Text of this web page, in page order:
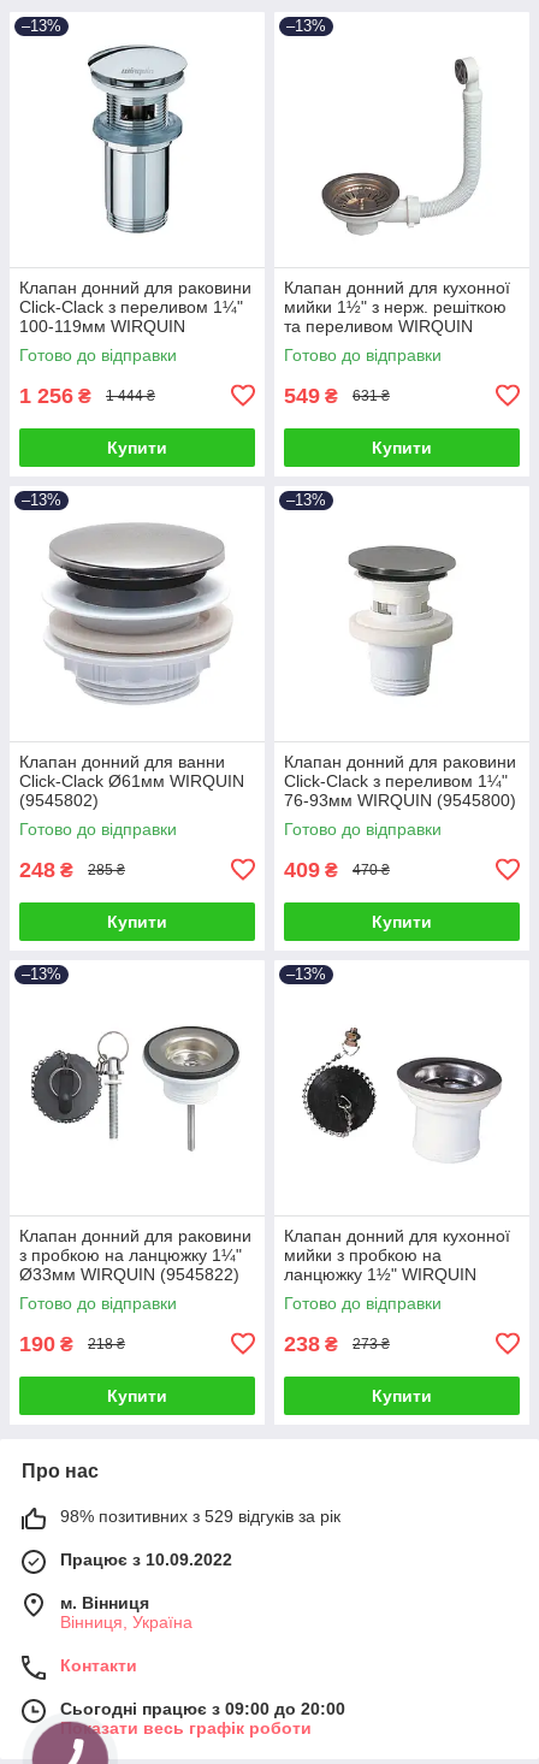
–13%
Клапан донний для раковини
Click-Clack з переливом 1¼"
100-119мм WIRQUIN
(9545500)
Готово до відправки
1 256 ₴ 1 444 ₴
Купити
–13%
Клапан донний для кухонної
мийки 1½" з нерж. решіткою
та переливом WIRQUIN
(9545680)
Готово до відправки
549 ₴ 631 ₴
Купити
–13%
Клапан донний для ванни
Click-Clack Ø61мм WIRQUIN
(9545802)
Готово до відправки
248 ₴ 285 ₴
Купити
–13%
Клапан донний для раковини
Click-Clack з переливом 1¼"
76-93мм WIRQUIN (9545800)
Готово до відправки
409 ₴ 470 ₴
Купити
–13%
Клапан донний для раковини
з пробкою на ланцюжку 1¼"
Ø33мм WIRQUIN (9545822)
Готово до відправки
190 ₴ 218 ₴
Купити
–13%
Клапан донний для кухонної
мийки з пробкою на
ланцюжку 1½" WIRQUIN
(9545820)
Готово до відправки
238 ₴ 273 ₴
Купити
Про нас
98% позитивних з 529 відгуків за рік
Працює з 10.09.2022
м. Вінниця
Вінниця, Україна
Контакти
Сьогодні працює з 09:00 до 20:00
Показати весь графік роботи